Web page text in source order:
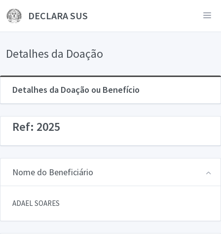
DECLARA SUS
Detalhes da Doação
Detalhes da Doação ou Benefício
Ref: 2025
Nome do Beneficiário
ADAEL SOARES